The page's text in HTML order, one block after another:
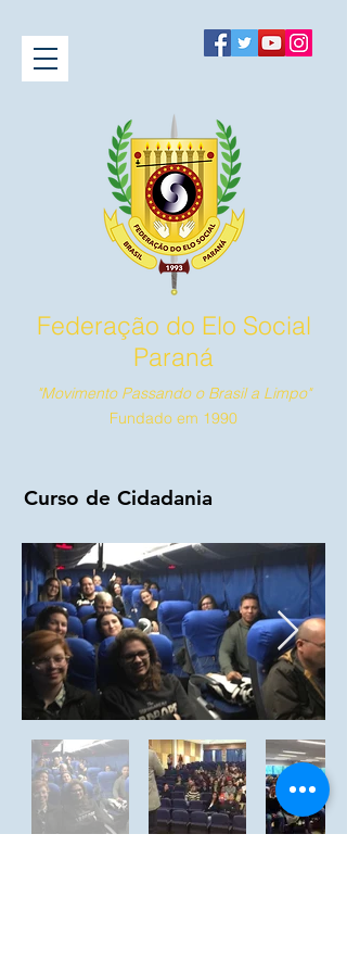
Federação do Elo Social
Paraná
"Movimento Passando o Brasil a Limpo"
Fundado em 1990
Curso de Cidadania